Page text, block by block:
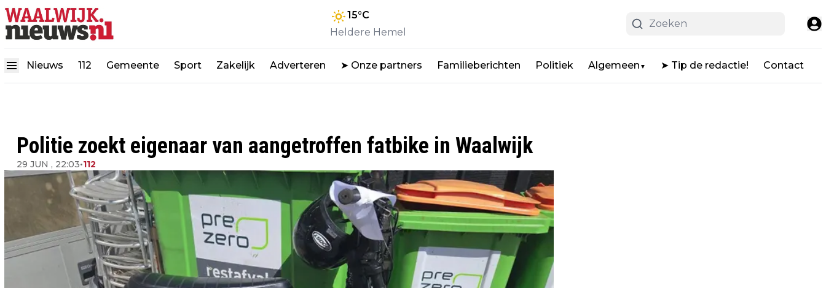
15°C
Heldere Hemel
Nieuws 112 Gemeente Sport Zakelijk Adverteren ➤ Onze partners Familieberichten Politiek Algemeen ▼ ➤ Tip de redactie! Contact
Politie zoekt eigenaar van aangetroffen fatbike in Waalwijk
29 JUN , 22:03•112